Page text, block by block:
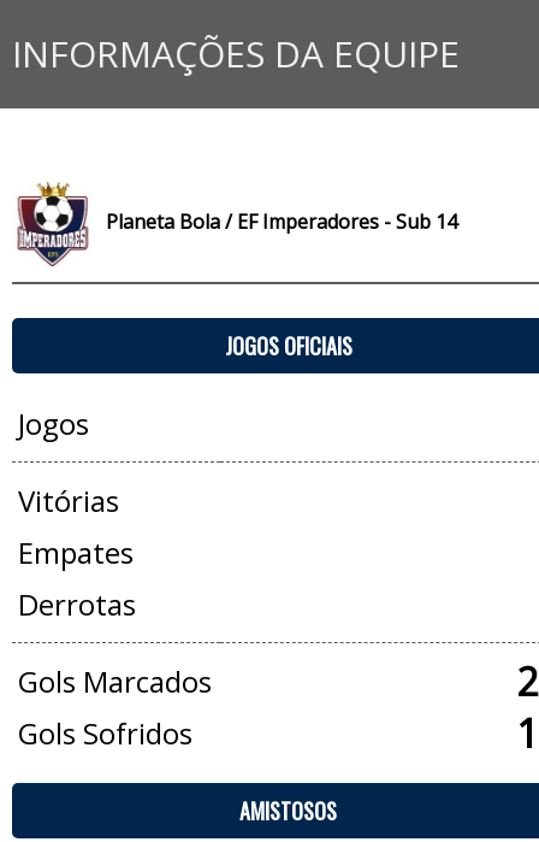
INFORMAÇÕES DA EQUIPE
Planeta Bola / EF Imperadores - Sub 14
JOGOS OFICIAIS
Jogos
Vitórias
Empates
Derrotas
Gols Marcados
Gols Sofridos
AMISTOSOS